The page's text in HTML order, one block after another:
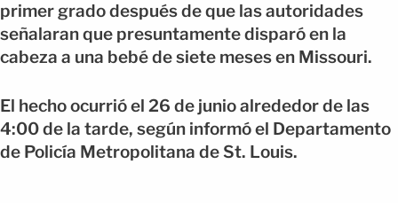
primer grado después de que las autoridades
señalaran que presuntamente disparó en la
cabeza a una bebé de siete meses en Missouri.
El hecho ocurrió el 26 de junio alrededor de las
4:00 de la tarde, según informó el Departamento
de Policía Metropolitana de St. Louis.